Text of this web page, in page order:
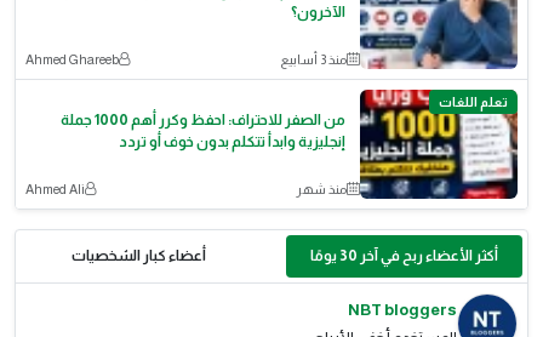
الآخرون؟
منذ 3 أسابيع Ahmed Ghareeb
تعلم اللغات
من الصفر للاحتراف: احفظ وكرر أهم 1000 جملة
إنجليزية وابدأ تتكلم بدون خوف أو تردد
منذ شهر Ahmed Ali
أكثر الأعضاء ربح في آخر 30 يومًا أعضاء كبار الشخصيات
NBT bloggers